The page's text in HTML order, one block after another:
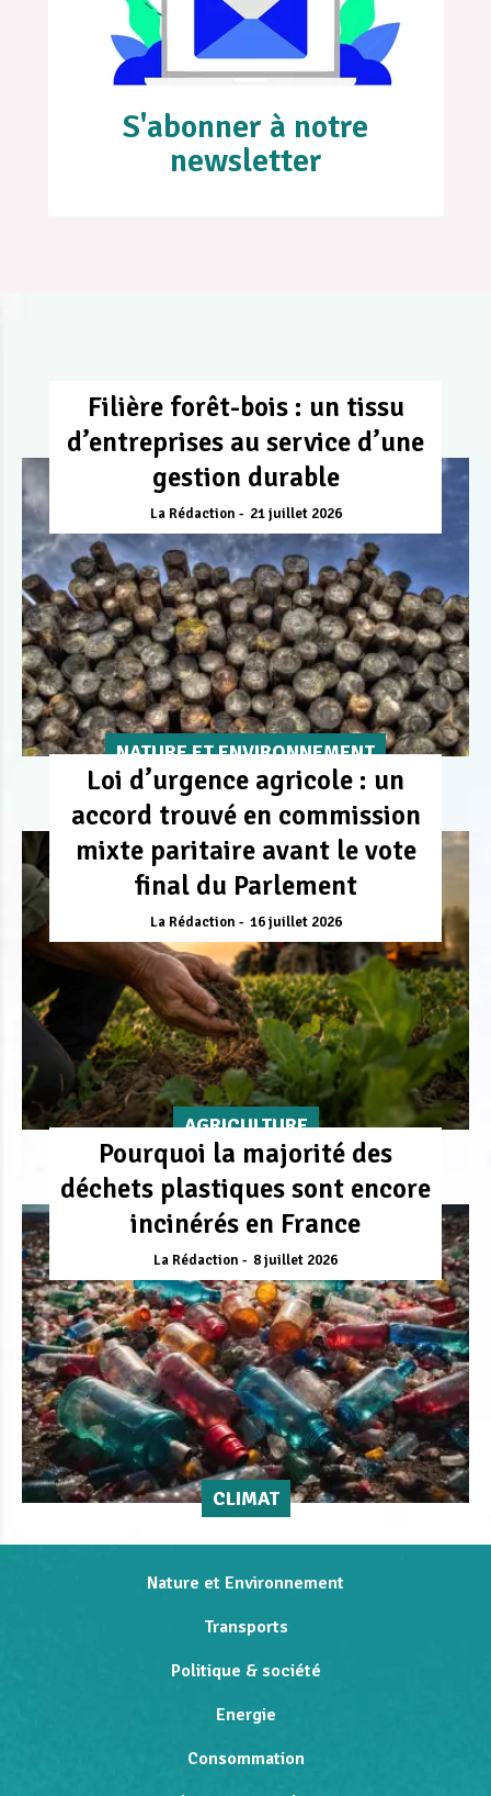
S'abonner à notre
newsletter
Filière forêt-bois : un tissu
d’entreprises au service d’une
gestion durable
La Rédaction 21 juillet 2026
NATURE ET ENVIRONNEMENT
Loi d’urgence agricole : un
accord trouvé en commission
mixte paritaire avant le vote
final du Parlement
La Rédaction 16 juillet 2026
AGRICULTURE
Pourquoi la majorité des
déchets plastiques sont encore
incinérés en France
La Rédaction 8 juillet 2026
CLIMAT
Nature et Environnement
Transports
Politique & société
Energie
Consommation